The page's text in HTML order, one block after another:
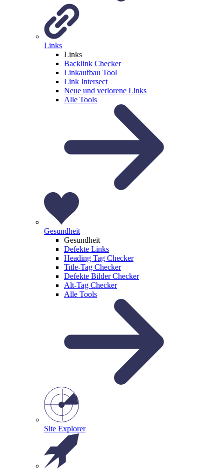
Links
Links
Backlink Checker
Linkaufbau Tool
Link Intersect
Neue und verlorene Links
Alle Tools
Gesundheit
Gesundheit
Defekte Links
Heading Tag Checker
Title-Tag Checker
Defekte Bilder Checker
Alt-Tag Checker
Alle Tools
Site Explorer